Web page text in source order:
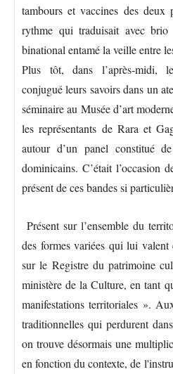
tambours et vaccines des deux
rythme qui traduisait avec
binational entamé la veille entre
Plus tôt, dans l’après-midi,
conjugué leurs savoirs dans un
séminaire au Musée d’art
les représentants de Rara et
autour d’un panel constitué
dominicains. C’était l’occasion
présent de ces bandes si
Présent sur l’ensemble du
des formes variées qui lui valent
sur le Registre du patrimoine
ministère de la Culture, en tant
manifestations territoriales ».
traditionnelles qui perdurent
on trouve désormais une
en fonction du contexte, de